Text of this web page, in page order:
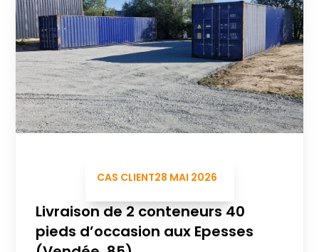
CAS CLIENT28 MAI 2026
Livraison de 2 conteneurs 40
pieds d’occasion aux Epesses